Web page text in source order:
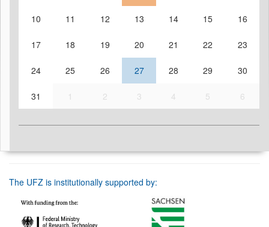
10 11 12 13 14 15 16
17 18 19 20 21 22 23
24 25 26 27 28 29 30
31 1 2 3 4 5 6
The UFZ is institutionally supported by: